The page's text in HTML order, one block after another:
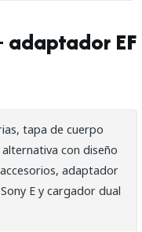
EF
tapa de cuerpo
con diseño
adaptador
E y cargador dual